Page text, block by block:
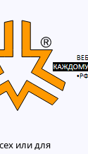
или для